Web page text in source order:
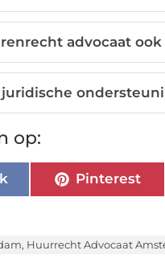
advocaat
op:
Pinterest
, Huurrecht Advocaat